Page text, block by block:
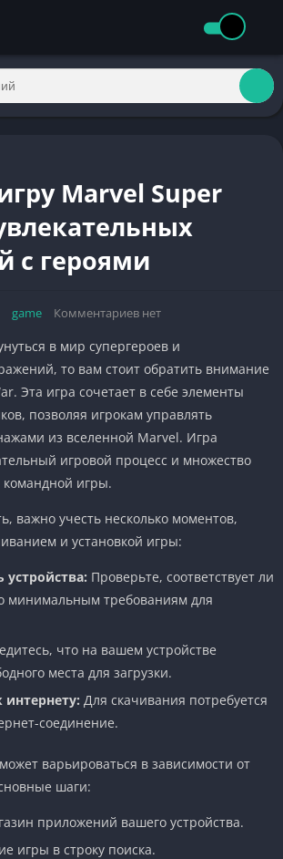
Marvel Super
с героями
game Комментариев нет
в мир супергероев и
то вам стоит обратить внимание
Эта игра сочетает в себе элементы
позволяя игрокам управлять
из вселенной Marvel. Игра
игровой процесс и множество
командной игры.
важно учесть несколько моментов,
и установкой игры:
Проверьте, соответствует ли
минимальным требованиям для
что на вашем устройстве
места для загрузки.
Для скачивания потребуется
соединение.
варьироваться в зависимости от
шаги:
приложений вашего устройства.
игры в строку поиска.